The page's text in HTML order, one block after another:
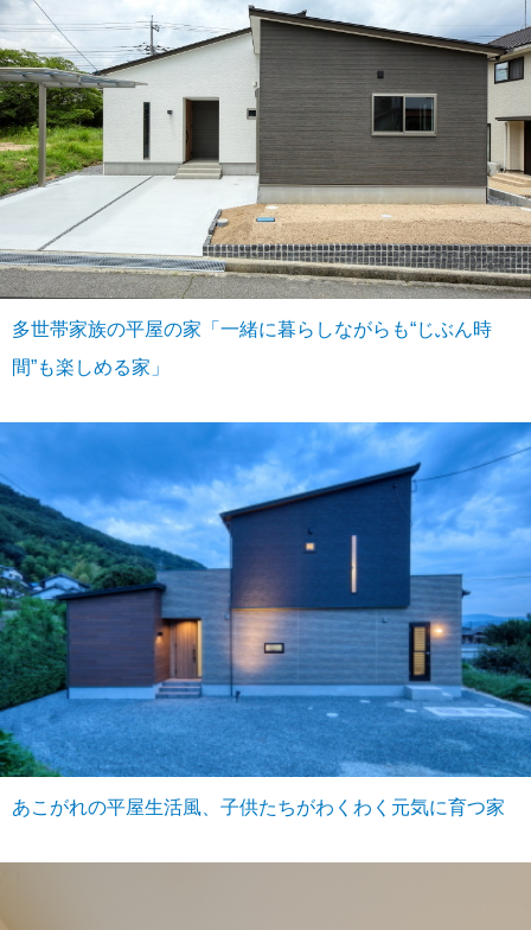
多世帯家族の平屋の家「一緒に暮らしながらも“じぶん時
間”も楽しめる家」
あこがれの平屋生活風、子供たちがわくわく元気に育つ家